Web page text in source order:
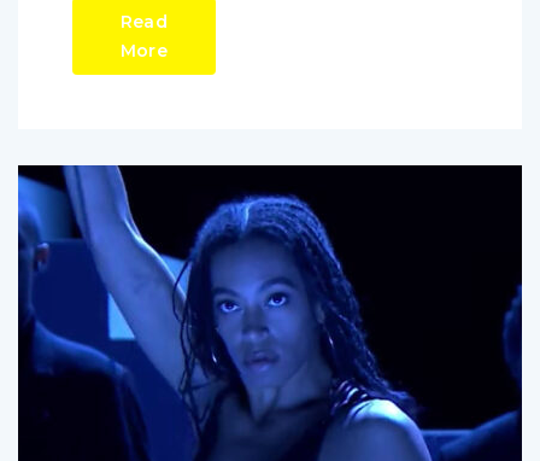
Read
More